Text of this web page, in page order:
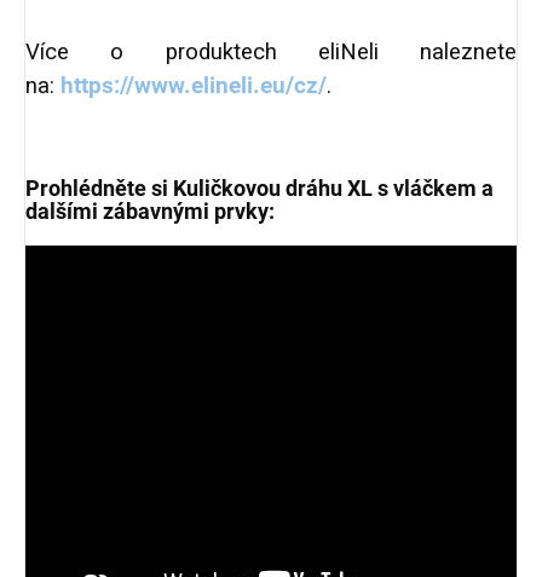
Více o produktech eliNeli naleznete
na: https://www.elineli.eu/cz/.
Prohlédněte si Kuličkovou dráhu XL s vláčkem a
dalšími zábavnými prvky: